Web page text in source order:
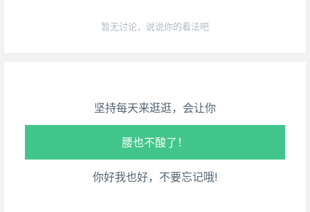
暂无讨论，说说你的看法吧
坚持每天来逛逛，会让你
腿也不痛了！
腰也不酸了！
工作也轻松了！
你好我也好，不要忘记哦!